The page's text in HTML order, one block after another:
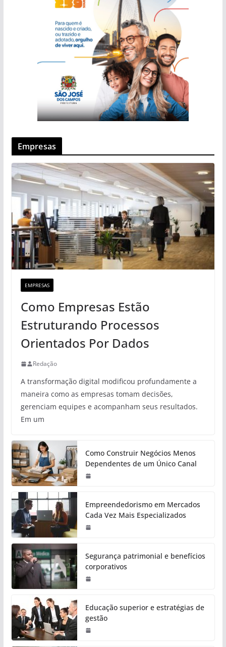
Empresas
EMPRESAS
Como Empresas Estão
Estruturando Processos
Orientados Por Dados
Redação
A transformação digital modificou profundamente a
maneira como as empresas tomam decisões,
gerenciam equipes e acompanham seus resultados.
Em um
Como Construir Negócios Menos
Dependentes de um Único Canal
Empreendedorismo em Mercados
Cada Vez Mais Especializados
Segurança patrimonial e benefícios
corporativos
Educação superior e estratégias de
gestão